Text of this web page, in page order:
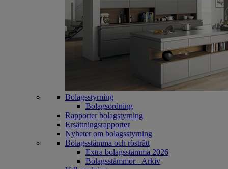
Bolagsstyrning
Bolagsordning
Rapporter bolagstyrning
Ersättningsrapporter
Nyheter om bolagsstyrning
Bolagsstämma och rösträtt
Extra bolagsstämma 2026
Bolagsstämmor - Arkiv